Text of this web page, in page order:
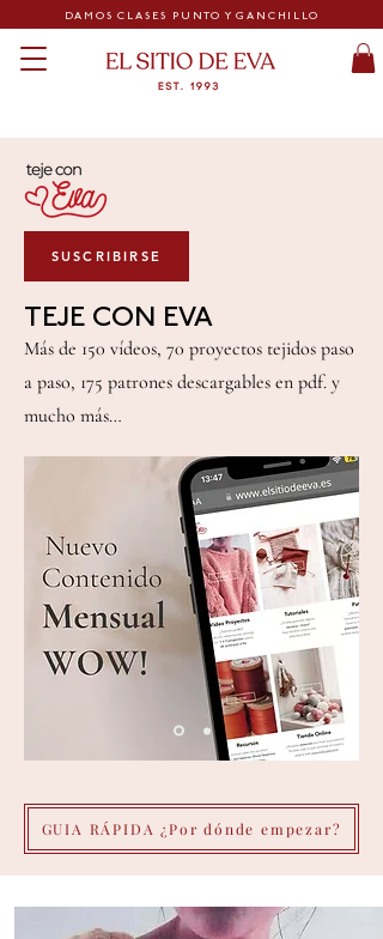
DAMOS CLASES PUNTO Y GANCHILLO
SUSCRIBIRSE
TEJE CON EVA
Más de 150 vídeos, 70 proyectos tejidos paso
a paso, 175 patrones descargables en pdf. y
mucho más…
GUIA RÁPIDA ¿Por dónde empezar?